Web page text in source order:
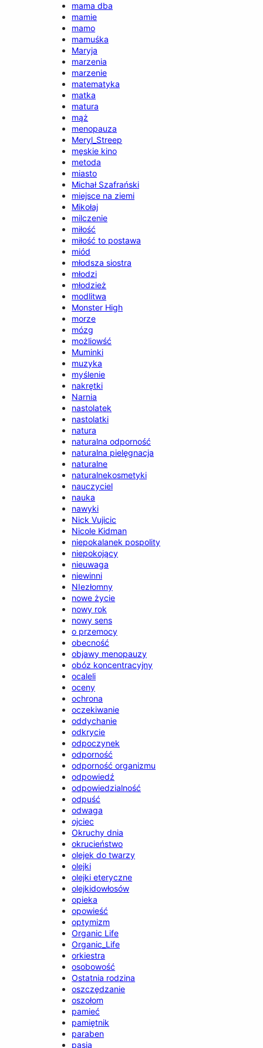
mama dba
mamie
mamo
mamuśka
Maryja
marzenia
marzenie
matematyka
matka
matura
mąż
menopauza
Meryl_Streep
męskie kino
metoda
miasto
Michał Szafrański
miejsce na ziemi
Mikołaj
milczenie
miłość
miłość to postawa
miód
młodsza siostra
młodzi
młodzież
modlitwa
Monster High
morze
mózg
możliowść
Muminki
muzyka
myślenie
nakrętki
Narnia
nastolatek
nastolatki
natura
naturalna odporność
naturalna pielęgnacja
naturalne
naturalnekosmetyki
nauczyciel
nauka
nawyki
Nick Vujicic
Nicole Kidman
niepokalanek pospolity
niepokojący
nieuwaga
niewinni
NIezłomny
nowe życie
nowy rok
nowy sens
o przemocy
obecność
objawy menopauzy
obóz koncentracyjny
ocaleli
oceny
ochrona
oczekiwanie
oddychanie
odkrycie
odpoczynek
odporność
odporność organizmu
odpowiedź
odpowiedzialność
odpuść
odwaga
ojciec
Okruchy dnia
okrucieństwo
olejek do twarzy
olejki
olejki eteryczne
olejkidowłosów
opieka
opowieść
optymizm
Organic Life
Organic_Life
orkiestra
osobowość
Ostatnia rodzina
oszczędzanie
oszołom
pamieć
pamiętnik
paraben
pasja